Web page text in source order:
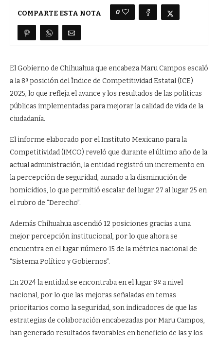
COMPARTE ESTA NOTA 0
El Gobierno de Chihuahua que encabeza Maru Campos escaló
a la 8ª posición del Índice de Competitividad Estatal (ICE)
2025, lo que refleja el avance y los resultados de las políticas
públicas implementadas para mejorar la calidad de vida de la
ciudadanía.
El informe elaborado por el Instituto Mexicano para la
Competitividad (IMCO) reveló que durante el último año de la
actual administración, la entidad registró un incremento en
la percepción de seguridad, aunado a la disminución de
homicidios, lo que permitió escalar del lugar 27 al lugar 25 en
el rubro de “Derecho”.
Además Chihuahua ascendió 12 posiciones gracias a una
mejor percepción institucional, por lo que ahora se
encuentra en el lugar número 15 de la métrica nacional de
“Sistema Político y Gobiernos”.
En 2024 la entidad se encontraba en el lugar 9º a nivel
nacional, por lo que las mejoras señaladas en temas
prioritarios como la seguridad, son indicadores de que las
estrategias de colaboración encabezadas por Maru Campos,
han generado resultados favorables en beneficio de las y los